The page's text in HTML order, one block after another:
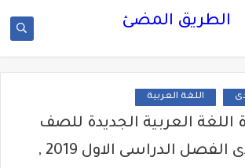
الطريق المضئ
اللغة العربية
اللغة العربية الجديدة للصف
الثانى الاعدادى الفصل الدراسى الاول 2019 ,